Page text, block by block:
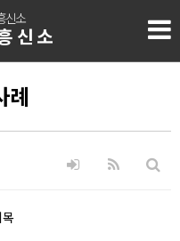
신소
신소
례